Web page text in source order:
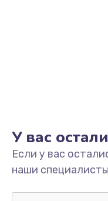
Замена USB-
У вас
Если у вас
наши